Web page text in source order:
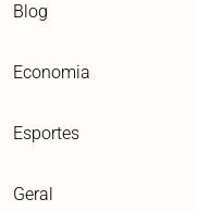
Blog
Economia
Esportes
Geral